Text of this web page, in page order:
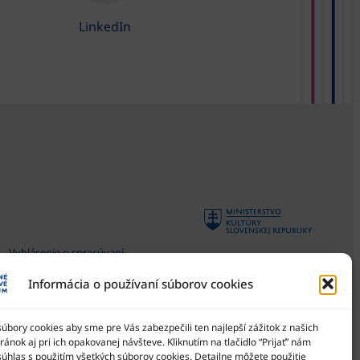
Informácia o používaní súborov cookies
cookies aby sme pre Vás zabezpečili ten najlepší zážitok z našich
aj pri ich opakovanej návšteve. Kliknutím na tlačidlo “Prijať” nám
s použitím všetkých súborov cookies. Detailne môžete použitie
LinkedIn
Vyhlásenie o spracúvaní
Všeobecné podmienky súťaží
cookies
Vyhlásenie o prístupnosti
Národné osvetové centrum
kultúry SR